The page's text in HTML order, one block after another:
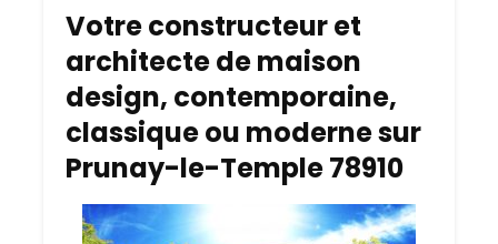
Votre constructeur et
architecte de maison
design, contemporaine,
classique ou moderne sur
Prunay-le-Temple 78910